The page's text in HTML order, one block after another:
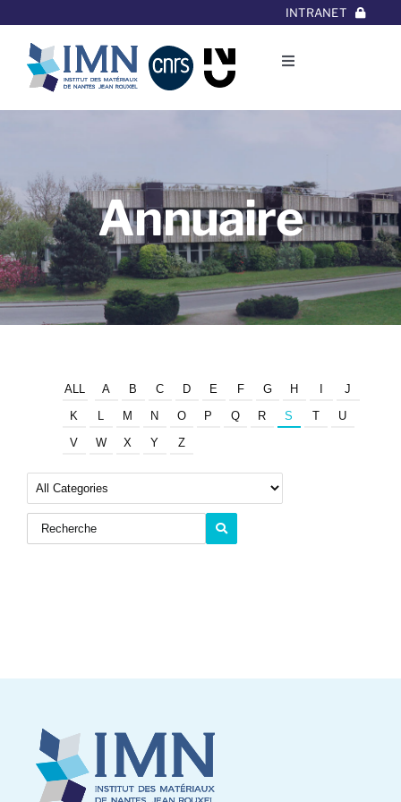
au
contenu
INTRANET
Toggle
L’Institut
Equipes
Projets/Collaborations
Annuaire
ALL A B C D E F G H
J
K
L M N O P Q R S T
U
V
W X Y Z